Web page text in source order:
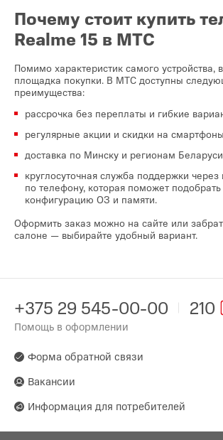
Почему стоит купить
Realme 15 в МТС
Помимо характеристик самого устройства,
площадка покупки. В МТС доступны
преимущества:
рассрочка без переплаты и гибкие
регулярные акции и скидки на
доставка по Минску и регионам
круглосуточная служба поддержки через
по телефону, которая поможет
конфигурацию ОЗ и памяти.
Оформить заказ можно на сайте или
салоне — выбирайте удобный вариант.
210
+375 29 545-00-00
Помощь в оформлении
Форма обратной связи
Вакансии
Информация для потребителей